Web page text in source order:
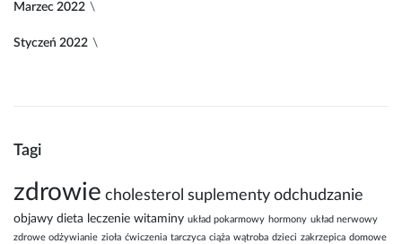
Marzec 2022
Styczeń 2022
Tagi
zdrowie cholesterol suplementy odchudzanie
objawy dieta leczenie witaminy układ pokarmowy hormony układ nerwowy
zdrowe odżywianie zioła ćwiczenia tarczyca ciąża wątroba dzieci zakrzepica domowe